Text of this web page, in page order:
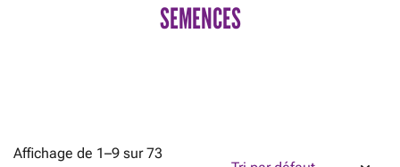
SEMENCES
Affichage de 1–9 sur 73